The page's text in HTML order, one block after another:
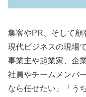
集客やPR、そして
現代ビジネスの現場
事業主や起業家、企
社員やチームメンバ
なら任せたい」「う